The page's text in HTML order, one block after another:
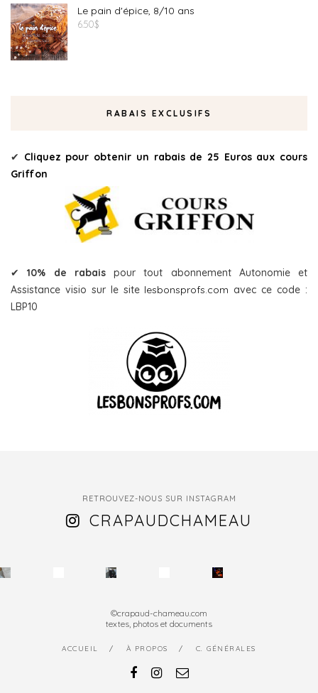
Le pain d'épice, 8/10 ans
6.50$
RABAIS EXCLUSIFS
✔ Cliquez pour obtenir un rabais de 25 Euros aux cours
Griffon
✔10% de rabaispour tout abonnement Autonomie et
Assistance visio sur le site lesbonsprofs.com avec ce code :
LBP10
RETROUVEZ-NOUS SUR INSTAGRAM
CRAPAUDCHAMEAU
©crapaud-chameau.com
textes, photos et documents
ACCUEIL À PROPOS C. GÉNÉRALES